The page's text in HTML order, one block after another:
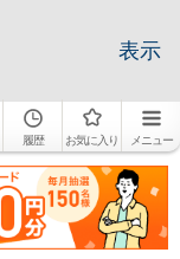
表示
履歴 お気に入り メニュー